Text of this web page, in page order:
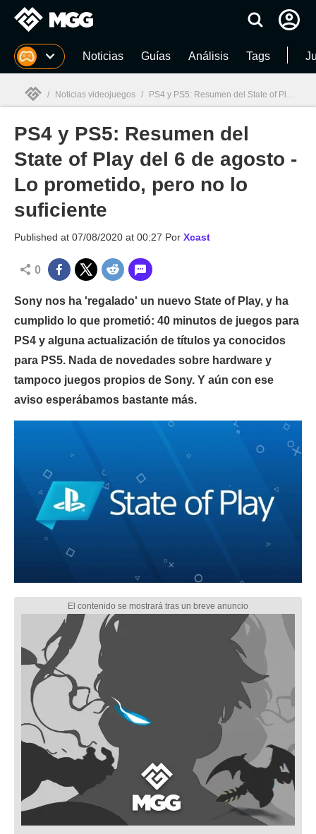
MGG Noticias Guías Análisis Tags
MGG
/ Noticias videojuegos / PS4 y PS5: Resumen del State of Play del 6 de agosto - Lo prometido, pero no lo suficiente
PS4 y PS5: Resumen del
State of Play del 6 de agosto -
Lo prometido, pero no lo
suficiente
Published at 07/08/2020 at 00:27 Por Xcast
0
Sony nos ha 'regalado' un nuevo State of Play, y ha
cumplido lo que prometió: 40 minutos de juegos para
PS4 y alguna actualización de títulos ya conocidos
para PS5. Nada de novedades sobre hardware y
tampoco juegos propios de Sony. Y aún con ese
aviso esperábamos bastante más.